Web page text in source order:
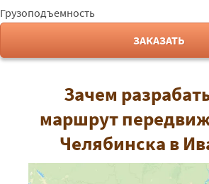
Грузоподъемность
ЗАКАЗАТЬ
Зачем
маршрут
Челябинска в